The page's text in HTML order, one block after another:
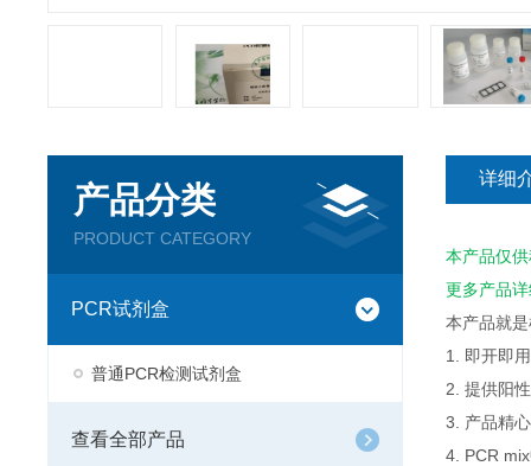
产品分类
PRODUCT CATEGORY
PCR试剂盒
普通PCR检测试剂盒
查看全部产品
详细
本产品仅
更多产品
本产品就
1. 即开即
2. 提供阳
3. 产品精
4. PCR